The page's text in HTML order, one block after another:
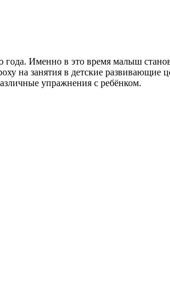
года. Именно в это время малыш
на занятия в детские
упражнения с ребёнком.